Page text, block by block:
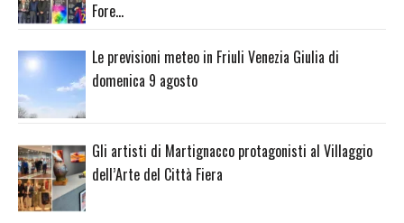
Fore…
Le previsioni meteo in Friuli Venezia Giulia di
domenica 9 agosto
Gli artisti di Martignacco protagonisti al Villaggio
dell’Arte del Città Fiera